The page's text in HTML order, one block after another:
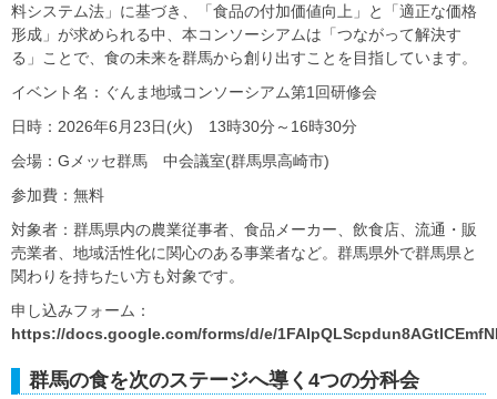
料システム法」に基づき、「食品の付加価値向上」と「適正な価格
形成」が求められる中、本コンソーシアムは「つながって解決す
る」ことで、食の未来を群馬から創り出すことを目指しています。
イベント名：ぐんま地域コンソーシアム第1回研修会
日時：2026年6月23日(火) 13時30分～16時30分
会場：Gメッセ群馬 中会議室(群馬県高崎市)
参加費：無料
対象者：群馬県内の農業従事者、食品メーカー、飲食店、流通・販
売業者、地域活性化に関心のある事業者など。群馬県外で群馬県と
関わりを持ちたい方も対象です。
申し込みフォーム：
https://docs.google.com/forms/d/e/
群馬の食を次のステージへ導く4つの分科会